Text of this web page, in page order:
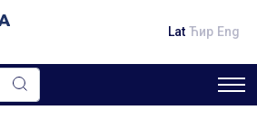
Lat Ћир Eng